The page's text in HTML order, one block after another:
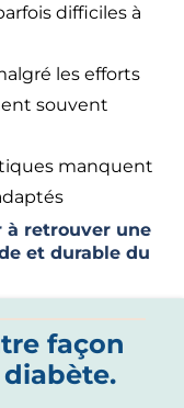
difficiles à
les efforts
souvent
manquent
à retrouver une
et durable du
façon